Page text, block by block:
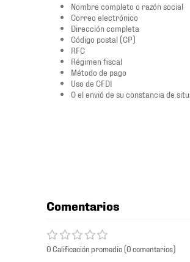
Nombre completo o razón social
Correo electrónico
Dirección completa
Código postal (CP)
RFC
Régimen fiscal
Método de pago
Uso de CFDI
O el envió de su constancia de
Comentarios
0 Calificación promedio(0 comentarios)